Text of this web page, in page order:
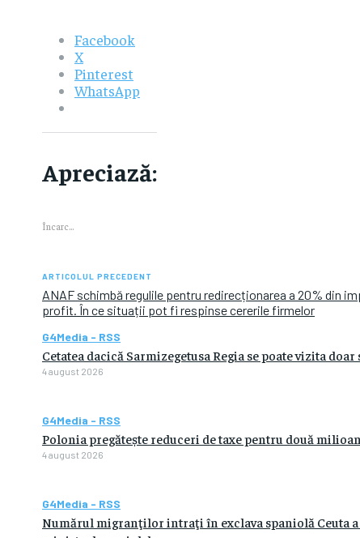
Facebook
X
Pinterest
WhatsApp
Apreciază:
Încarc...
ARTICOLUL PRECEDENT
ANAF schimbă regulile pentru redirecționarea a 20% din
profit. În ce situații pot fi respinse cererile firmelor
G4Media - RSS
Cetatea dacică Sarmizegetusa Regia se poate vizita
4 august 2026
G4Media - RSS
Polonia pregătește reduceri de taxe pentru două
4 august 2026
G4Media - RSS
Numărul migranţilor intraţi în exclava spaniolă Ceuta